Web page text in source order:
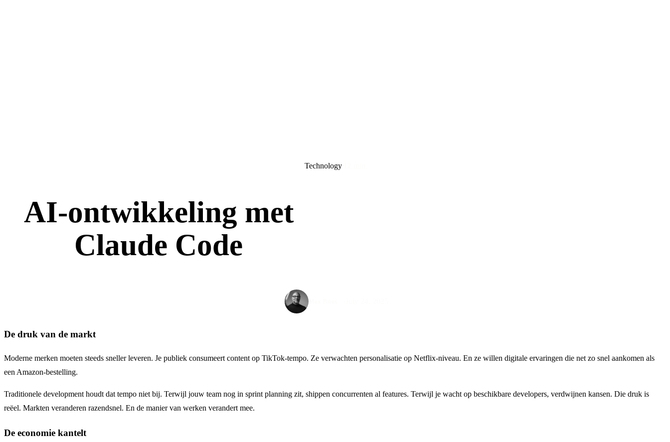
Technology
AI-ontwikkeling met
Claude Code
De druk van de markt
Moderne merken moeten steeds sneller leveren. Je publiek consumeert content op TikTok-tempo. Ze verwachten personalisatie op Netflix-niveau. En ze willen digitale ervaringen die net zo snel aankomen als
een Amazon-bestelling.
Traditionele development houdt dat tempo niet bij. Terwijl jouw team nog in sprint planning zit, shippen concurrenten al features. Terwijl je wacht op beschikbare developers, verdwijnen kansen. Die druk is
reëel. Markten veranderen razendsnel. En de manier van werken verandert mee.
De economie kantelt